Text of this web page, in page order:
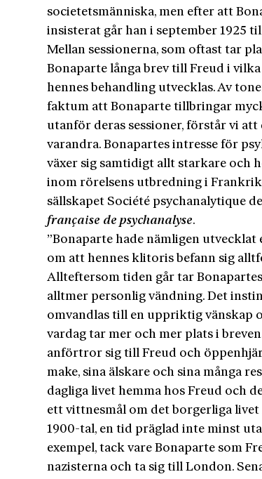
societetsmänniska, men efter att
insisterat går han i september 1925
Mellan sessionerna, som oftast tar
Bonaparte långa brev till Freud i
hennes behandling utvecklas. Av
faktum att Bonaparte tillbringar
utanför deras sessioner, förstår vi
varandra. Bonapartes intresse för
växer sig samtidigt allt starkare och
inom rörelsens utbredning i
sällskapet Société psychanalytique
française de psychanalyse.
”Bonaparte hade nämligen
om att hennes klitoris befann sig
Allteftersom tiden går tar
alltmer personlig vändning. Det
omvandlas till en uppriktig vänskap
vardag tar mer och mer plats i
anförtror sig till Freud och
make, sina älskare och sina många
dagliga livet hemma hos Freud och
ett vittnesmål om det borgerliga
1900-tal, en tid präglad inte minst
exempel, tack vare Bonaparte som
nazisterna och ta sig till London.